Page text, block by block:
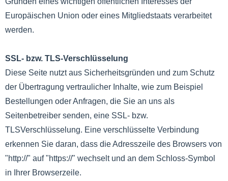
Europäischen Union oder eines Mitgliedstaats verarbeitet
werden.
SSL- bzw. TLS-Verschlüsselung
Diese Seite nutzt aus Sicherheitsgründen und zum Schutz
der Übertragung vertraulicher Inhalte, wie zum Beispiel
Bestellungen oder Anfragen, die Sie an uns als
Seitenbetreiber senden, eine SSL- bzw.
TLSVerschlüsselung. Eine verschlüsselte Verbindung
erkennen Sie daran, dass die Adresszeile des Browsers von
"http://" auf "https://" wechselt und an dem Schloss-Symbol
in Ihrer Browserzeile.